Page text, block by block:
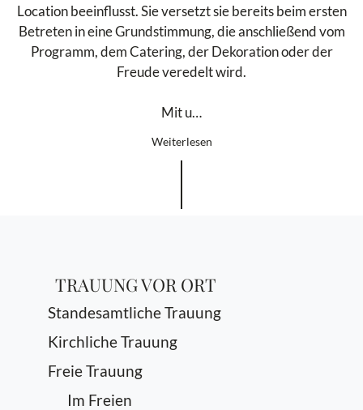
Location beeinflusst. Sie versetzt sie bereits beim ersten
Betreten in eine Grundstimmung, die anschließend vom
Programm, dem Catering, der Dekoration oder der
Freude veredelt wird.
Mit u…
Weiterlesen
TRAUUNG VOR ORT
Standesamtliche Trauung
Kirchliche Trauung
Freie Trauung
Im Freien